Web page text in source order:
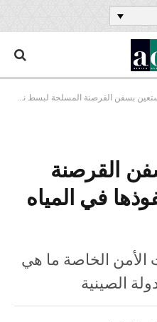
بسفن القرصنة المسلحة لبسط نفوذها في المياه الإفريقية
القرصنة
في المياه
الأمن الخاصة ما هي
الصينية